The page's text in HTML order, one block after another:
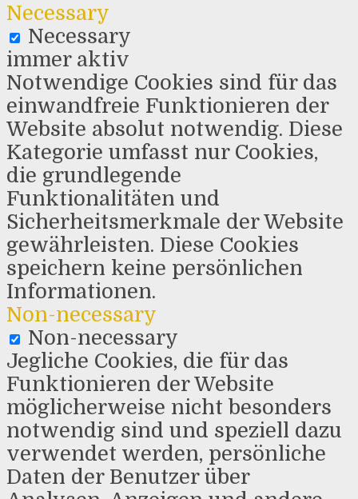
Necessary
Necessary
immer aktiv
Notwendige Cookies sind für das
einwandfreie Funktionieren der
Website absolut notwendig. Diese
Kategorie umfasst nur Cookies,
die grundlegende
Funktionalitäten und
Sicherheitsmerkmale der Website
gewährleisten. Diese Cookies
speichern keine persönlichen
Informationen.
Non-necessary
Non-necessary
Jegliche Cookies, die für das
Funktionieren der Website
möglicherweise nicht besonders
notwendig sind und speziell dazu
verwendet werden, persönliche
Daten der Benutzer über